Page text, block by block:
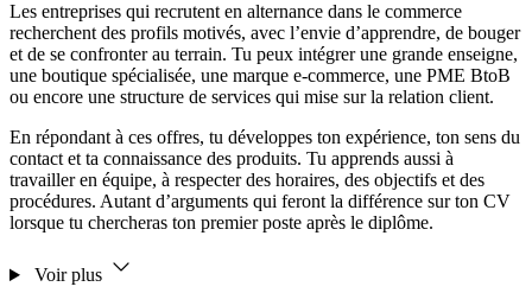
Les entreprises qui recrutent en alternance dans le commerce
recherchent des profils motivés, avec l’envie d’apprendre, de bouger
et de se confronter au terrain. Tu peux intégrer une grande enseigne,
une boutique spécialisée, une marque e-commerce, une PME BtoB
ou encore une structure de services qui mise sur la relation client.
En répondant à ces offres, tu développes ton expérience, ton sens du
contact et ta connaissance des produits. Tu apprends aussi à
travailler en équipe, à respecter des horaires, des objectifs et des
procédures. Autant d’arguments qui feront la différence sur ton CV
lorsque tu chercheras ton premier poste après le diplôme.
Voir plus